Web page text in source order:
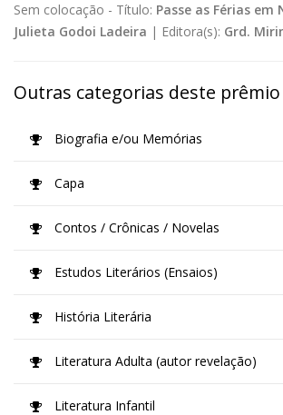
Sem colocação - Título: Passe as Férias em
Julieta Godoi Ladeira | Editora(s): Grd.
Outras categorias deste prêmio
Biografia e/ou Memórias
Capa
Contos / Crônicas / Novelas
Estudos Literários (Ensaios)
História Literária
Literatura Adulta (autor revelação)
Literatura Infantil